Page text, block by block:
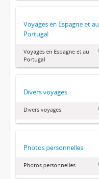
Voyages en Espagne et au
Portugal
Voyages en Espagne et au
Portugal
Divers voyages
Divers voyages
Photos personnelles
Photos personnelles